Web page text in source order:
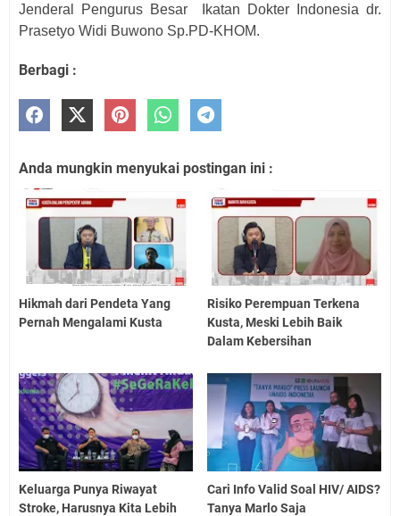
Jenderal Pengurus Besar
Ikatan Dokter Indonesia dr.
Prasetyo Widi Buwono Sp.PD-KHOM.
Berbagi :
Anda mungkin menyukai postingan ini :
Hikmah dari Pendeta Yang
Pernah Mengalami Kusta
Risiko Perempuan Terkena
Kusta, Meski Lebih Baik
Dalam Kebersihan
Keluarga Punya Riwayat
Stroke, Harusnya Kita Lebih
Cari Info Valid Soal HIV/ AIDS?
Tanya Marlo Saja